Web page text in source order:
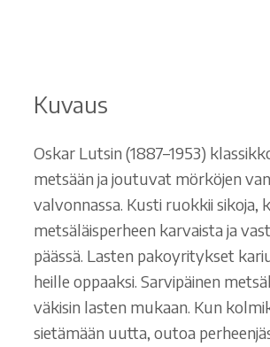
Kuvaus
Oskar Lutsin (1887–1953)
metsään ja joutuvat mörköjen
valvonnassa. Kusti ruokkii sikoja,
metsäläisperheen karvaista ja
päässä. Lasten pakoyritykset
heille oppaaksi. Sarvipäinen
väkisin lasten mukaan. Kun
sietämään uutta, outoa